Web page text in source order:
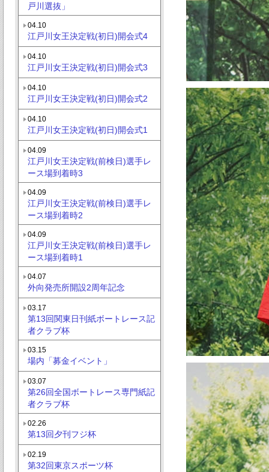
戸川選抜」
04.10
江戸川女王決定戦(初日)開会式4
04.10
江戸川女王決定戦(初日)開会式3
04.10
江戸川女王決定戦(初日)開会式2
04.10
江戸川女王決定戦(初日)開会式1
04.09
江戸川女王決定戦(前検日)選手レ
ース場到着時3
04.09
江戸川女王決定戦(前検日)選手レ
ース場到着時2
04.09
江戸川女王決定戦(前検日)選手レ
ース場到着時1
04.07
外向発売所開設2周年記念
03.17
第13回関東日刊紙ボートレース記
者クラブ杯
03.15
場内「募金イベント」
03.07
第26回全国ボートレース専門紙記
者クラブ杯
02.26
第13回夕刊フジ杯
02.19
第32回東京スポーツ杯